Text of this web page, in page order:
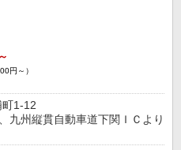
円～）
1-12
九州縦貫自動車道下関ＩＣより